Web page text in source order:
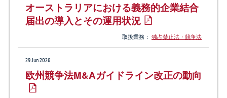
オーストラリアにおける義務的企業結合
届出の導入とその運用状況
取扱業務： 独占禁止法・競争法
29 Jun 2026
欧州競争法M&Aガイドライン改正の動向